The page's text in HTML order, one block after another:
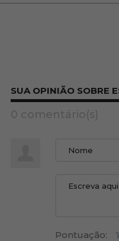
SUA OPINIÃO SOBRE
0 comentário(s)
Pontuação: